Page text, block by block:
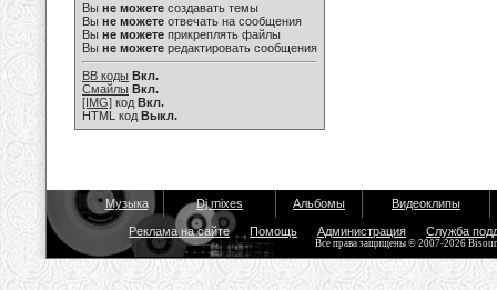
Вы не можете создавать темы
Вы не можете отвечать на сообщения
Вы не можете прикреплять файлы
Вы не можете редактировать сообщения
BB коды Вкл.
Смайлы Вкл.
[IMG] код Вкл.
HTML код Выкл.
Музыка Dj mixes Альбомы Видеоклипы
Реклама на сайте Помощь Администрация Служба
Все права защищены © 2007-2026